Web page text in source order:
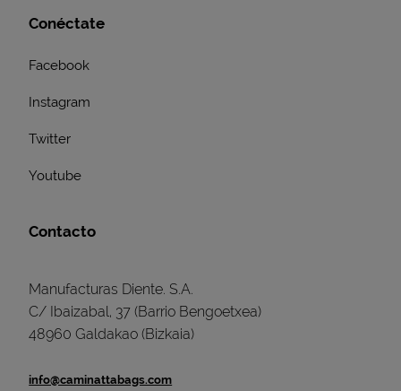
Conéctate
Facebook
Instagram
Twitter
Youtube
Contacto
Manufacturas Diente. S.A.
C/ Ibaizabal, 37 (Barrio Bengoetxea)
48960 Galdakao (Bizkaia)
info@caminattabags.com